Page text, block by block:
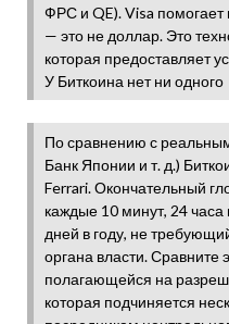
ФРС и QE). Visa
— это не доллар. Это
которая предоставляет
У Биткоина нет ни одного
По сравнению с
Банк Японии и т. д.)
Ferrari. Окончательный
каждые 10 минут, 24 часа
дней в году, не
органа власти. Сравните
полагающейся на
которая подчиняется